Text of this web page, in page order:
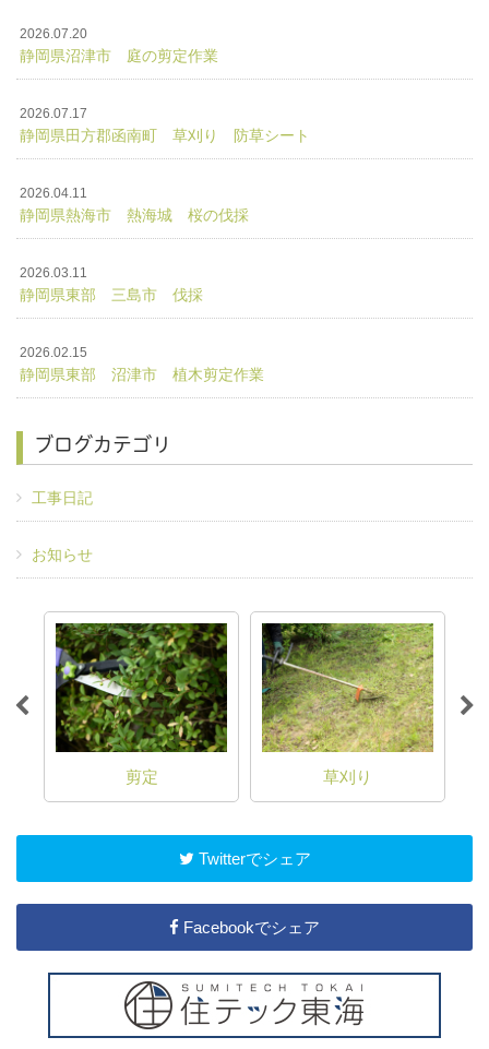
2026.07.20
静岡県沼津市 庭の剪定作業
2026.07.17
静岡県田方郡函南町 草刈り 防草シート
2026.04.11
静岡県熱海市 熱海城 桜の伐採
2026.03.11
静岡県東部 三島市 伐採
2026.02.15
静岡県東部 沼津市 植木剪定作業
ブログカテゴリ
工事日記
お知らせ
剪定 草刈り
Twitterでシェア
Facebookでシェア